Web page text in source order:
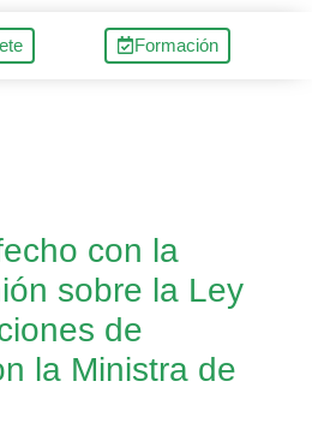
Formación
con la
sobre la Ley
de
la Ministra de